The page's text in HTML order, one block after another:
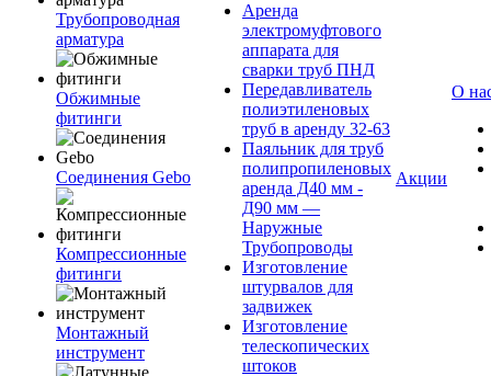
Трубопроводная
арматура
Обжимные
фитинги
Соединения Gebo
Компрессионные
фитинги
Монтажный
инструмент
Аренда
электромуфтового
аппарата для
сварки труб ПНД
Передавливатель
полиэтиленовых
труб в аренду 32-63
Паяльник для труб
полипропиленовых
аренда Д40 мм -
Д90 мм —
Наружные
Трубопроводы
Изготовление
штурвалов для
задвижек
Изготовление
телескопических
штоков
Акции
О